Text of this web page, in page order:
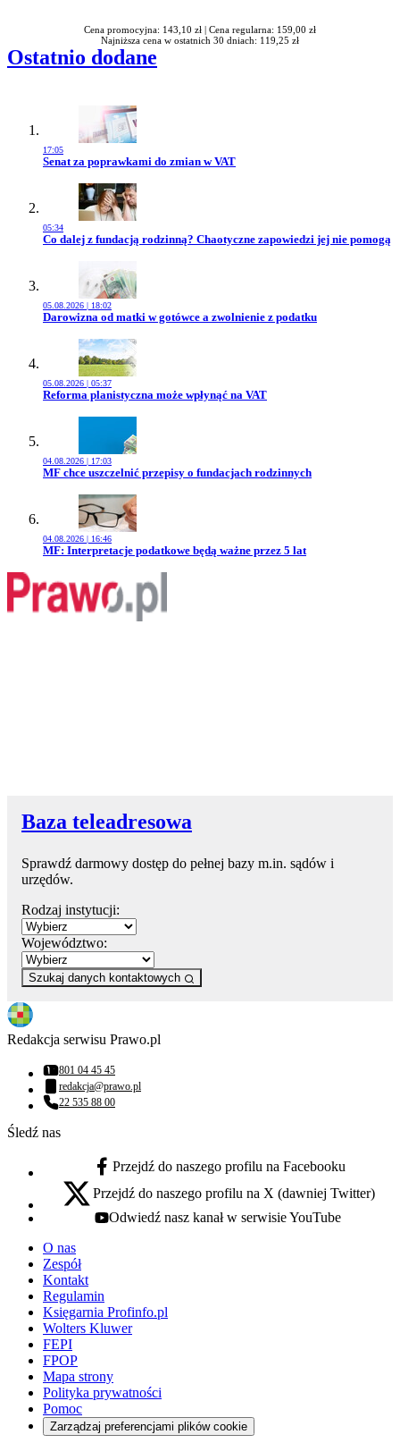
Cena promocyjna: 143,10 zł | Cena regularna: 159,00 zł
Najniższa cena w ostatnich 30 dniach: 119,25 zł
Ostatnio dodane
17:05
Przejdź do artykułu:
Senat za poprawkami do zmian w VAT
05:34
Przejdź do artykułu:
Co dalej z fundacją rodzinną? Chaotyczne zapowiedzi jej nie pomogą
05.08.2026 | 18:02
Przejdź do artykułu:
Darowizna od matki w gotówce a zwolnienie z podatku
05.08.2026 | 05:37
Przejdź do artykułu:
Reforma planistyczna może wpłynąć na VAT
04.08.2026 | 17:03
Przejdź do artykułu:
MF chce uszczelnić przepisy o fundacjach rodzinnych
04.08.2026 | 16:46
Przejdź do artykułu:
MF: Interpretacje podatkowe będą ważne przez 5 lat
Baza teleadresowa
Sprawdź darmowy dostęp do pełnej bazy m.in. sądów i
urzędów.
Rodzaj instytucji:
Województwo:
Szukaj danych kontaktowych
Redakcja serwisu Prawo.pl
Numer telefonu:
801 04 45 45
Adres email:
redakcja@prawo.pl
Numer telefonu:
22 535 88 00
Śledź nas
facebook - otwiera się w nowej karcie
Przejdź do naszego profilu na Facebooku
x - otwiera się w nowej karcie
Przejdź do naszego profilu na X (dawniej Twitter)
youtube - otwiera się w nowej karcie
Odwiedź nasz kanał w serwisie YouTube
O nas
Zespół
Kontakt
Regulamin
Księgarnia Profinfo.pl
Wolters Kluwer
FEPI
FPOP
Mapa strony
Polityka prywatności
Pomoc
Zarządzaj preferencjami plików cookie